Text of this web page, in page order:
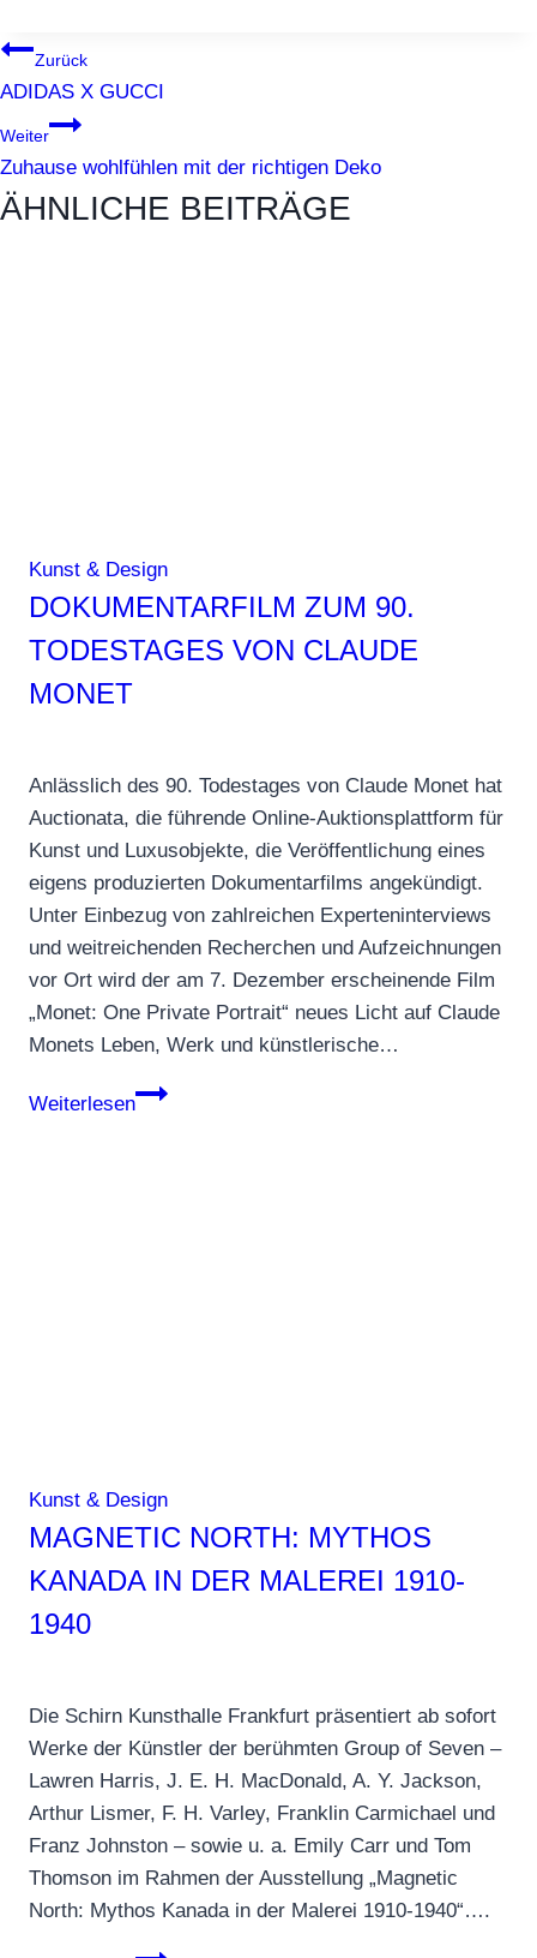
BEITRAGSNAVIGATION
Zurück
ADIDAS X GUCCI
Weiter
Zuhause wohlfühlen mit der richtigen Deko
ÄHNLICHE BEITRÄGE
Kunst & Design
DOKUMENTARFILM ZUM 90.
TODESTAGES VON CLAUDE
MONET
Anlässlich des 90. Todestages von Claude Monet hat
Auctionata, die führende Online-Auktionsplattform für
Kunst und Luxusobjekte, die Veröffentlichung eines
eigens produzierten Dokumentarfilms angekündigt.
Unter Einbezug von zahlreichen Experteninterviews
und weitreichenden Recherchen und Aufzeichnungen
vor Ort wird der am 7. Dezember erscheinende Film
„Monet: One Private Portrait“ neues Licht auf Claude
Monets Leben, Werk und künstlerische…
Weiterlesen
Dokumentarfilm
Kunst & Design
MAGNETIC NORTH: MYTHOS
KANADA IN DER MALEREI 1910-
1940
Die Schirn Kunsthalle Frankfurt präsentiert ab sofort
Werke der Künstler der berühmten Group of Seven –
Lawren Harris, J. E. H. MacDonald, A. Y. Jackson,
Arthur Lismer, F. H. Varley, Franklin Carmichael und
Franz Johnston – sowie u. a. Emily Carr und Tom
Thomson im Rahmen der Ausstellung „Magnetic
North: Mythos Kanada in der Malerei 1910-1940“….